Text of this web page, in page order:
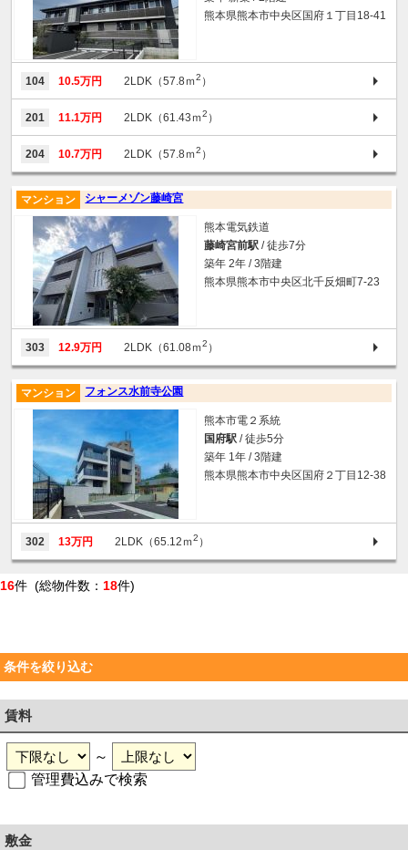
熊本県熊本市中央区国府１丁目18-41
104 10.5万円 2LDK（57.8ｍ2 ）
201 11.1万円 2LDK（61.43ｍ2 ）
204 10.7万円 2LDK（57.8ｍ2 ）
シャーメゾン藤崎宮
マンション
熊本電気鉄道
藤崎宮前駅 / 徒歩7分
築年 2年 / 3階建
熊本県熊本市中央区北千反畑町7-23
303 12.9万円 2LDK（61.08ｍ2 ）
フォンス水前寺公園
マンション
熊本市電２系統
国府駅 / 徒歩5分
築年 1年 / 3階建
熊本県熊本市中央区国府２丁目12-38
302 13万円 2LDK（65.12ｍ2 ）
16件 (総物件数： 18件)
条件を絞り込む
賃料
～
管理費込みで検索
敷金